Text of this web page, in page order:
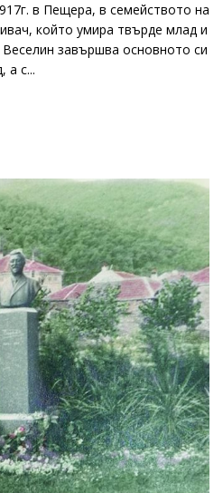
в Пещера, в семейството на
който умира твърде млад и
завършва основното си
а с...